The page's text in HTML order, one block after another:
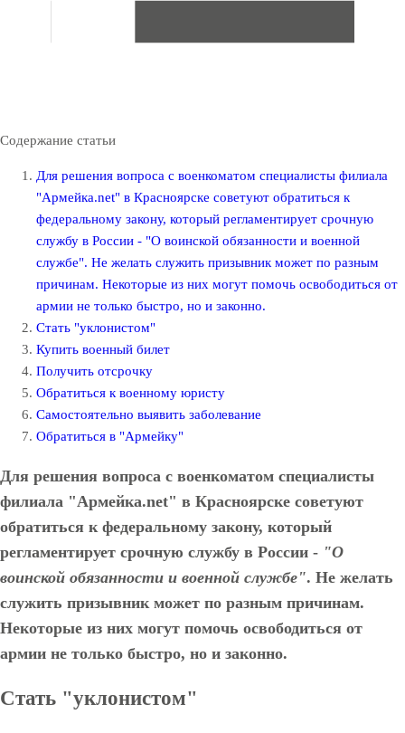
Содержание статьи
Для решения вопроса с военкоматом специалисты филиала
"Армейка.net" в Красноярске советуют обратиться к
федеральному закону, который регламентирует срочную
службу в России - "О воинской обязанности и военной
службе". Не желать служить призывник может по разным
причинам. Некоторые из них могут помочь освободиться от
армии не только быстро, но и законно.
Стать "уклонистом"
Купить военный билет
Получить отсрочку
Обратиться к военному юристу
Самостоятельно выявить заболевание
Обратиться в "Армейку"
Для решения вопроса с военкоматом специалисты
филиала "Армейка.net" в Красноярске советуют
обратиться к федеральному закону, который
регламентирует срочную службу в России - "О
воинской обязанности и военной службе". Не желать
служить призывник может по разным причинам.
Некоторые из них могут помочь освободиться от
армии не только быстро, но и законно.
Стать "уклонистом"